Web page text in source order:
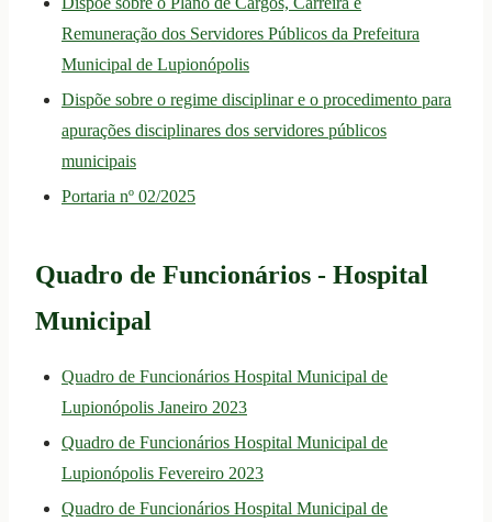
Remuneração dos Servidores Públicos da Prefeitura
Municipal de Lupionópolis
Dispõe sobre o regime disciplinar e o procedimento para
apurações disciplinares dos servidores públicos
municipais
Portaria nº 02/2025
Quadro de Funcionários - Hospital
Municipal
Quadro de Funcionários Hospital Municipal de
Lupionópolis Janeiro 2023
Quadro de Funcionários Hospital Municipal de
Lupionópolis Fevereiro 2023
Quadro de Funcionários Hospital Municipal de